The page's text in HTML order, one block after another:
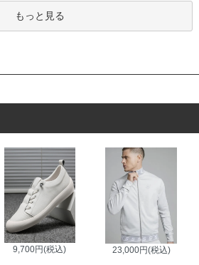
もっと見る
9,700円(税込) 23,000円(税込)